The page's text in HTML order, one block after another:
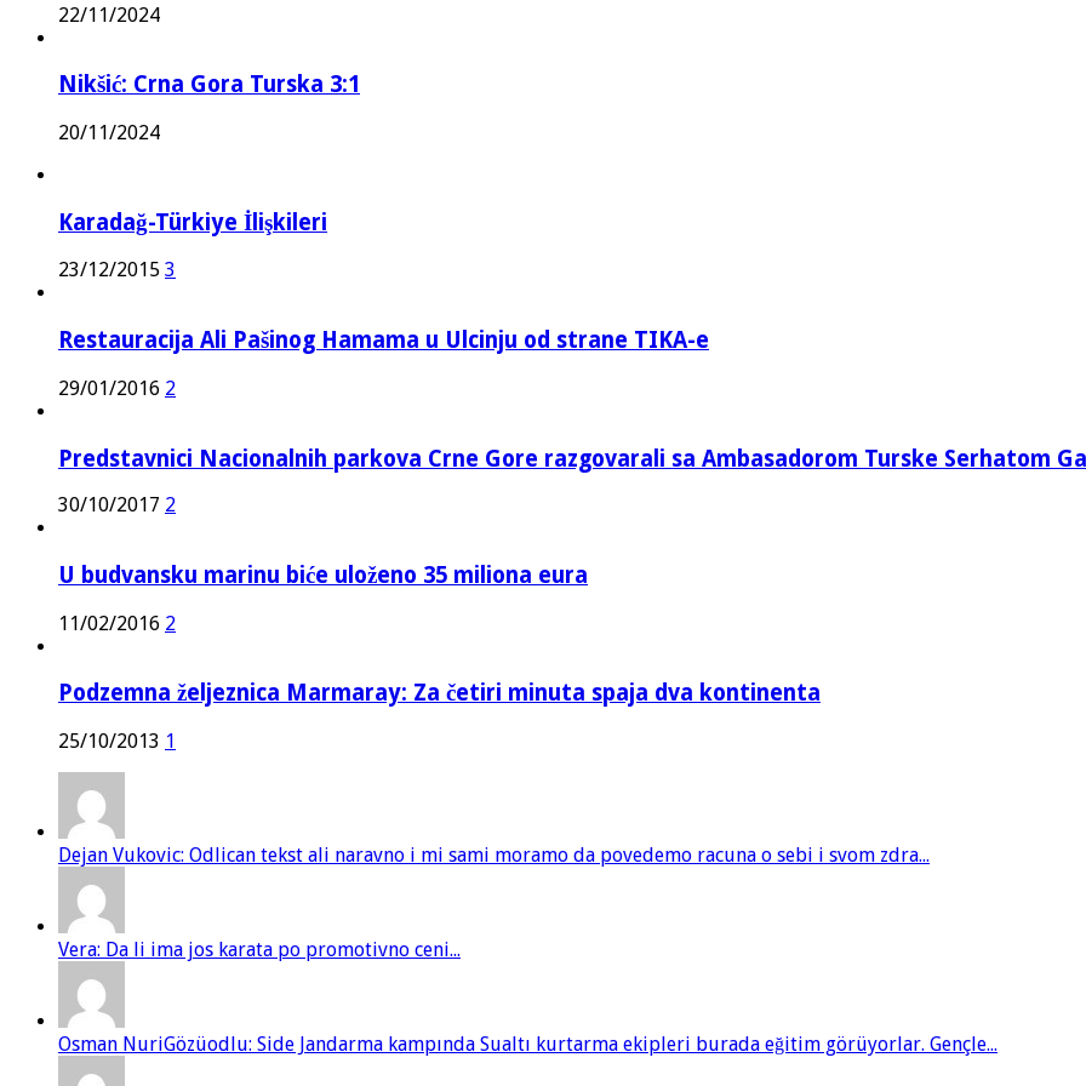
22/11/2024
Nikšić: Crna Gora Turska 3:1
20/11/2024
Karadağ-Türkiye İlişkileri
23/12/2015 3
Restauracija Ali Pašinog Hamama u Ulcinju od strane TIKA-e
29/01/2016 2
Predstavnici Nacionalnih parkova Crne Gore razgovarali sa Ambasadorom Turske Serhatom
30/10/2017 2
U budvansku marinu biće uloženo 35 miliona eura
11/02/2016 2
Podzemna željeznica Marmaray: Za četiri minuta spaja dva kontinenta
25/10/2013 1
Dejan Vukovic: Odlican tekst ali naravno i mi sami moramo da povedemo racuna o sebi i svom zdra...
Vera: Da li ima jos karata po promotivno ceni...
Osman NuriGözüodlu: Side Jandarma kampında Sualtı kurtarma ekipleri burada eğitim görüyorlar. Gençle...